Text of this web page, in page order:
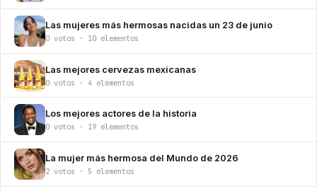
Las mujeres más hermosas nacidas un 23 de junio
0 votos · 10 elementos
Las mejores cervezas mexicanas
0 votos · 4 elementos
Los mejores actores de la historia
0 votos · 19 elementos
La mujer más hermosa del Mundo de 2026
2 votos · 5 elementos